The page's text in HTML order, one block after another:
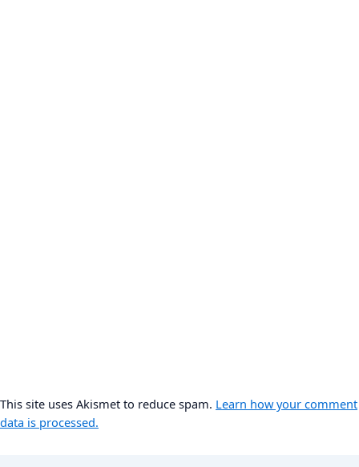
This site uses Akismet to reduce spam. Learn how your comment
data is processed.